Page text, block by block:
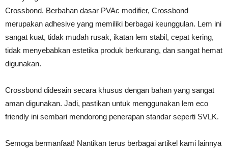
Crossbond. Berbahan dasar PVAc modifier, Crossbond
merupakan adhesive yang memiliki berbagai keunggulan. Lem ini
sangat kuat, tidak mudah rusak, ikatan lem stabil, cepat kering,
tidak menyebabkan estetika produk berkurang, dan sangat hemat
digunakan.
Crossbond didesain secara khusus dengan bahan yang sangat
aman digunakan. Jadi, pastikan untuk menggunakan lem eco
friendly ini sembari mendorong penerapan standar seperti SVLK.
Semoga bermanfaat! Nantikan terus berbagai artikel kami lainnya